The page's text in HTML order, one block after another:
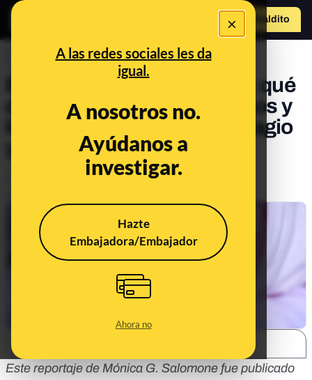
×
A las redes sociales les da
igual.
A nosotros no.
Ayúdanos a
investigar.
Hazte
Embajadora/Embajador
Ahora no
Hazte Maldito
PREBUNKING
Embarazadas y COVID-19: qué
dicen los estudios científicos y
los expertos sobre su contagio
y gravedad
Este reportaje de Mónica G. Salomone fue publicado